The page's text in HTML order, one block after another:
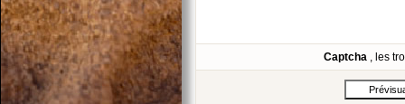
Captcha , les